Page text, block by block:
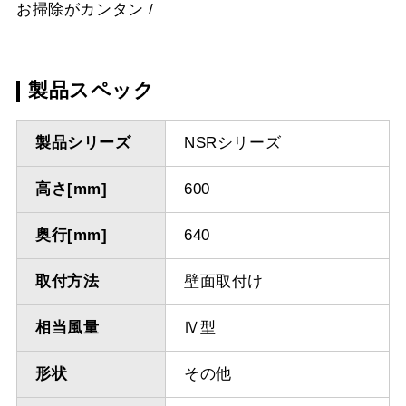
お掃除がカンタン
製品スペック
製品シリーズ NSRシリーズ
高さ[mm] 600
奥行[mm] 640
取付方法 壁面取付け
相当風量 Ⅳ型
形状 その他